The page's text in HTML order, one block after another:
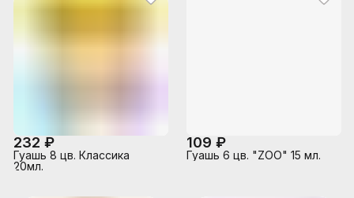
232 ₽
Гуашь 8 цв. Классика
20мл.
109 ₽
Гуашь 6 цв. "ZOO" 15 мл.